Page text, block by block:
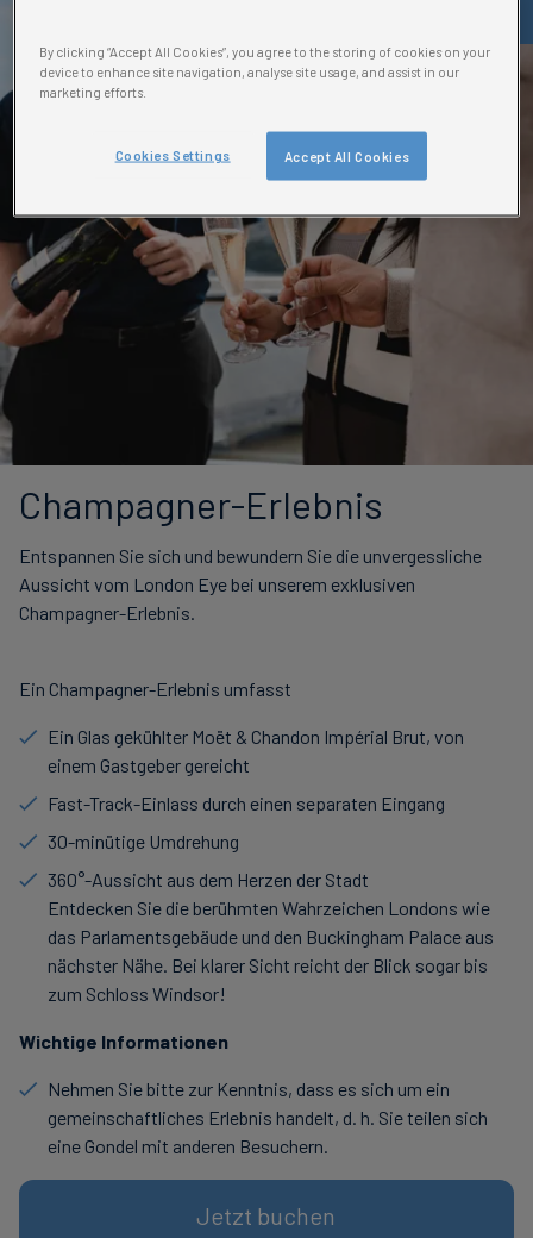
Champagner-Erlebnis
Entspannen Sie sich und bewundern Sie die unvergessliche
Aussicht vom London Eye bei unserem exklusiven
Champagner-Erlebnis.
Ein Champagner-Erlebnis umfasst
Ein Glas gekühlter Moët & Chandon Impérial Brut, von
einem Gastgeber gereicht
Fast-Track-Einlass durch einen separaten Eingang
30-minütige Umdrehung
360°-Aussicht aus dem Herzen der Stadt
Entdecken Sie die berühmten Wahrzeichen Londons wie
das Parlamentsgebäude und den Buckingham Palace aus
nächster Nähe. Bei klarer Sicht reicht der Blick sogar bis
zum Schloss Windsor!
Wichtige Informationen
Nehmen Sie bitte zur Kenntnis, dass es sich um ein
gemeinschaftliches Erlebnis handelt, d. h. Sie teilen sich
eine Gondel mit anderen Besuchern.
Jetzt buchen
By clicking “Accept All Cookies”, you agree to the storing of cookies on your
device to enhance site navigation, analyse site usage, and assist in our
marketing efforts.
Accept All Cookies
Cookies Settings